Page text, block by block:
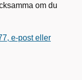
om du
e-post eller